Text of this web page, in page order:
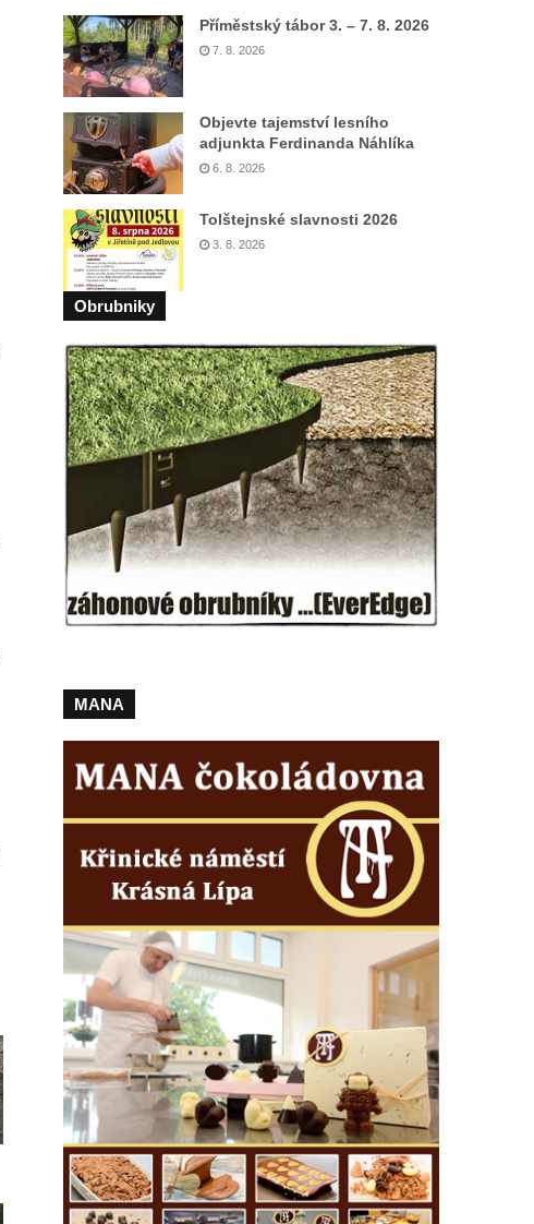
Příměstský tábor 3. – 7. 8. 2026
7. 8. 2026
Objevte tajemství lesního
adjunkta Ferdinanda Náhlíka
6. 8. 2026
Tolštejnské slavnosti 2026
3. 8. 2026
Obrubniky
MANA